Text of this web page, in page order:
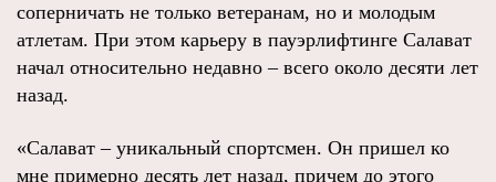
соперничать не только ветеранам, но и молодым
атлетам. При этом карьеру в пауэрлифтинге Салават
начал относительно недавно – всего около десяти лет
назад.
«Салават – уникальный спортсмен. Он пришел ко
мне примерно десять лет назад, причем до этого